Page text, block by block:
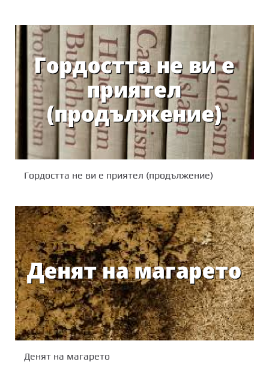
Гордостта не ви е приятел (продължение)
Денят на магарето